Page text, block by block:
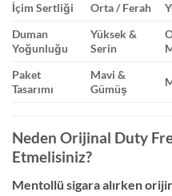
İçim Sertliği
Orta / Ferah
Duman
Yoğunluğu
Yüksek &
Serin
Paket
Tasarımı
Mavi &
Gümüş
Neden Orijinal Duty
Etmelisiniz?
Mentollü sigara alırken